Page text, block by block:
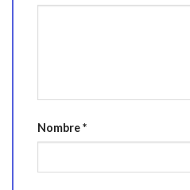
Nombre*